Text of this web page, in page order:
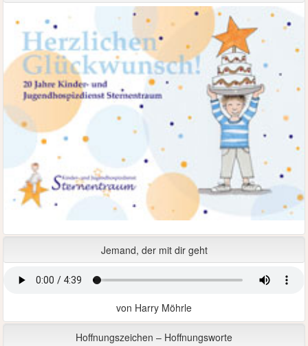
Jemand, der mit dir geht
von Harry Möhrle
Hoffnungszeichen – Hoffnungsworte